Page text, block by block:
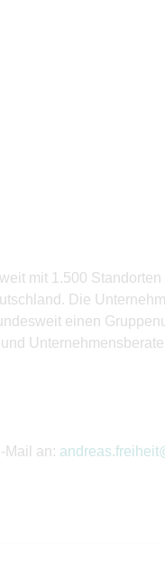
mit 1.500
Die
einen
Mail an: